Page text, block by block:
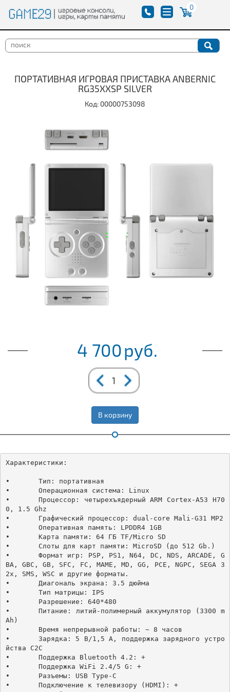
0
ПОРТАТИВНАЯ ИГРОВАЯ ПРИСТАВКА ANBERNIC
RG35XXSP SILVER
Код: 00000753098
4 700руб.
В корзину
Характеристики:
•	Тип: портативная
•	Операционная система: Linux
•	Процессор: четырехъядерный ARM Cortex-A53 H70
0, 1.5 Ghz
•	Графический процессор: dual-core Mali-G31 MP2
•	Оперативная память: LPDDR4 1GB
•	Карта памяти: 64 ГБ TF/Micro SD
•	Слоты для карт памяти: MicroSD (до 512 Gb.)
•	Формат игр: PSP, PS1, N64, DC, NDS, ARCADE, G
BA, GBC, GB, SFC, FC, MAME, MD, GG, PCE, NGPC, SEGA 3
2x, SMS, WSC и другие форматы.
•	Диагональ экрана: 3.5 дюйма
•	Тип матрицы: IPS
•	Разрешение: 640*480
•	Питание: литий-полимерный аккумулятор (3300 m
Ah)
•	Время непрерывной работы: ~ 8 часов
•	Зарядка: 5 В/1,5 А, поддержка зарядного устро
йства C2C
•	Поддержка Bluetooth 4.2: +
•	Поддержка WiFi 2.4/5 G: +
•	Разъемы: USB Type-C
•	Подключение к телевизору (HDMI): +